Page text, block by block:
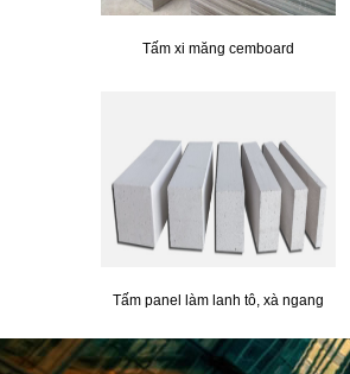
Tấm xi măng cemboard
Tấm panel làm lanh tô, xà ngang